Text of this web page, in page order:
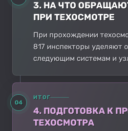
3. НА ЧТО
ПРИ ТЕХОСМОТРЕ
При прохождении
817 инспекторы уделяют
следующим системам и
04
ИТОГ
4. ПОДГОТОВКА К
ТЕХОСМОТРА